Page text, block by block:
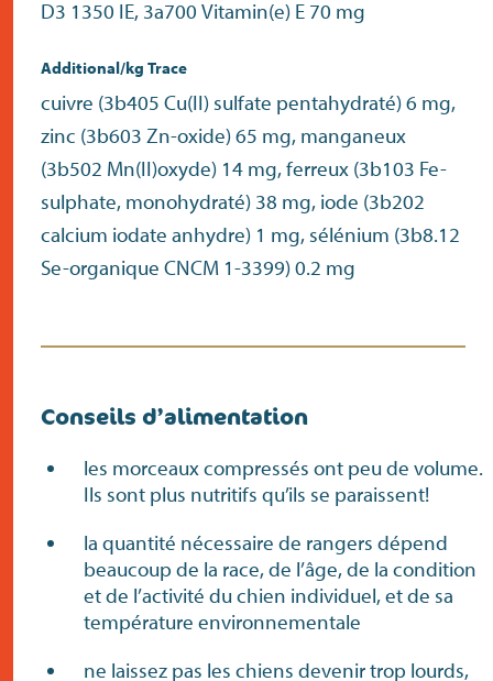
D3 1350 IE, 3a700 Vitamin(e) E 70 mg
Additional/kg Trace
cuivre (3b405 Cu(II) sulfate pentahydraté) 6 mg,
zinc (3b603 Zn-oxide) 65 mg, manganeux
(3b502 Mn(II)oxyde) 14 mg, ferreux (3b103 Fe-
sulphate, monohydraté) 38 mg, iode (3b202
calcium iodate anhydre) 1 mg, sélénium (3b8.12
Se-organique CNCM 1-3399) 0.2 mg
Conseils d’alimentation
les morceaux compressés ont peu de volume.
Ils sont plus nutritifs qu’ils se paraissent!
la quantité nécessaire de rangers dépend
beaucoup de la race, de l’âge, de la condition
et de l’activité du chien individuel, et de sa
température environnementale
ne laissez pas les chiens devenir trop lourds,